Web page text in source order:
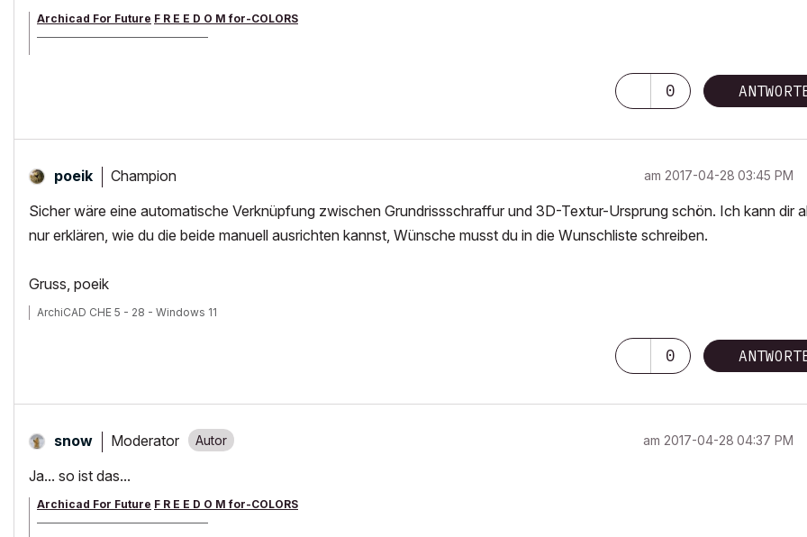
Archicad For Future F R E E D O M for-COLORS
0
poeik Champion am ‎2017-04-28 03:45 PM
Sicher wäre eine automatische Verknüpfung zwischen Grundrissschraffur und 3D-Textur-Ursprung schön. Ich kann dir
nur erklären, wie du die beide manuell ausrichten kannst, Wünsche musst du in die Wunschliste schreiben.
Gruss, poeik
ArchiCAD CHE 5 - 28 - Windows 11
0
snow Moderator am ‎2017-04-28 04:37 PM
Ja... so ist das...
Archicad For Future F R E E D O M for-COLORS